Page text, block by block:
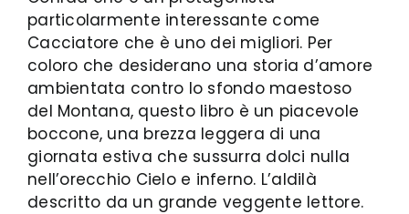
particolarmente interessante come
Cacciatore che è uno dei migliori. Per
coloro che desiderano una storia d’amore
ambientata contro lo sfondo maestoso
del Montana, questo libro è un piacevole
boccone, una brezza leggera di una
giornata estiva che sussurra dolci nulla
nell’orecchio Cielo e inferno. L’aldilà
descritto da un grande veggente lettore.